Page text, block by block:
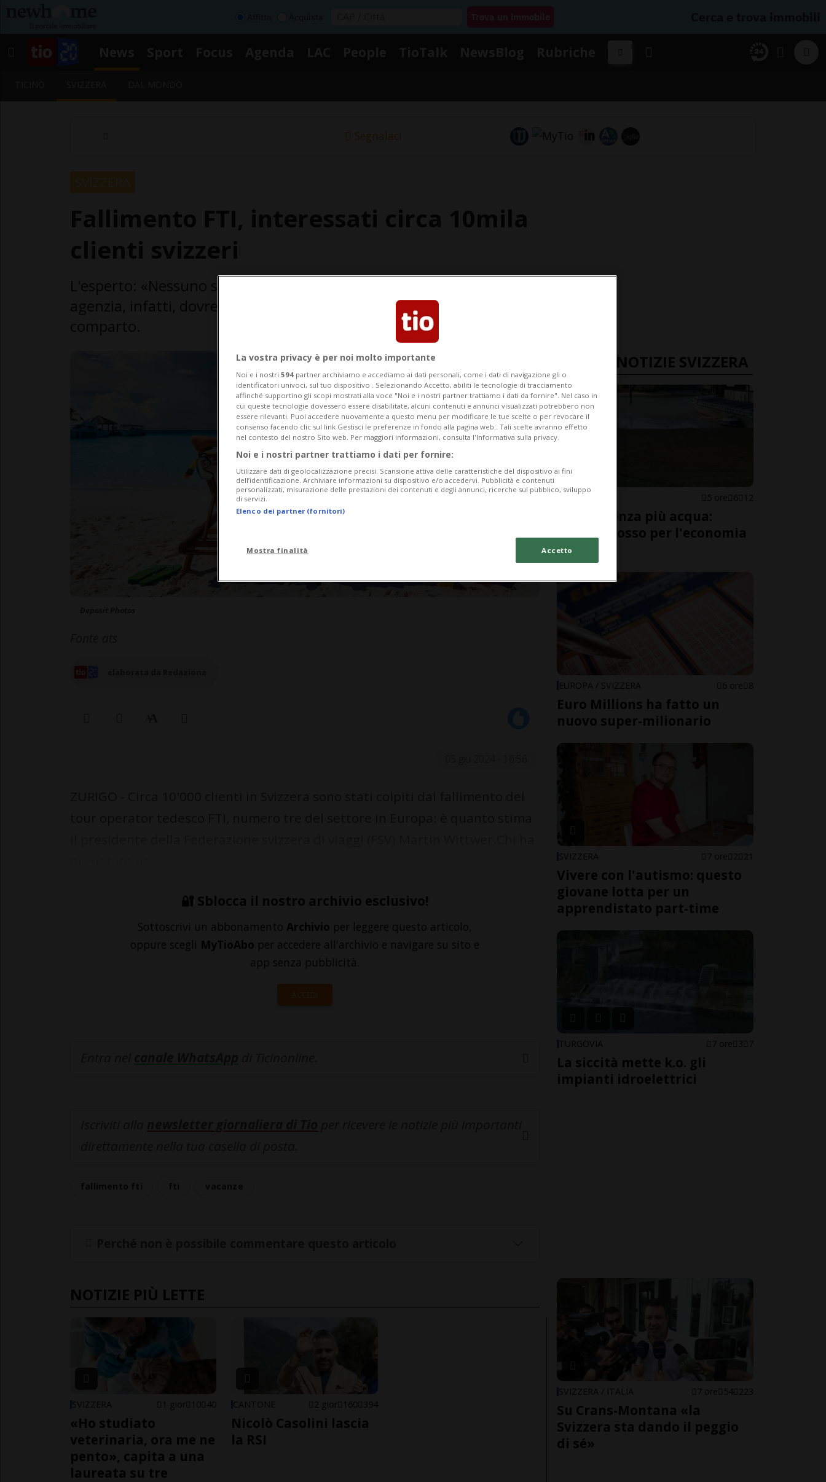
Segnalaci
agenzia, infatti, dovrebbe essere coperto dal fondo di garanzia del
🔐 Sblocca il nostro archivio esclusivo!
Sottoscrivi un abbonamento Archivio per leggere questo articolo,
oppure scegli MyTioAbo per accedere all'archivio e navigare su sito e
app senza pubblicità.
ACCEDI
NOTIZIE PIÙ LETTE
SVIZZERA 1 gior 10 40
«Ho studiato
veterinaria, ora me ne
pento», capita a una
laureata su tre
CANTONE 2 gior 160 394
Nicolò Casolini lascia
la RSI
ULTIME NOTIZIE SVIZZERA
SVIZZERA 5 ore 6 12
Il Reno senza più acqua:
allarme rosso per l'economia
svizzera
EUROPA / SVIZZERA 6 ore 8
Euro Millions ha fatto un
nuovo super-milionario
SVIZZERA 7 ore 2 21
Vivere con l'autismo: questo
giovane lotta per un
apprendistato part-time
TURGOVIA 7 ore 3 7
La siccità mette k.o. gli
impianti idroelettrici
SVIZZERA / ITALIA 7 ore 54 223
Su Crans-Montana «la
Svizzera sta dando il peggio
di sé»
La vostra privacy è per noi molto importante
Noi e i nostri 594 partner archiviamo e accediamo ai dati personali, come i dati di navigazione gli o
identificatori univoci, sul tuo dispositivo . Selezionando Accetto, abiliti le tecnologie di tracciamento
affinché supportino gli scopi mostrati alla voce "Noi e i nostri partner trattiamo i dati da fornire". Nel caso in
cui queste tecnologie dovessero essere disabilitate, alcuni contenuti e annunci visualizzati potrebbero non
essere rilevanti. Puoi accedere nuovamente a questo menu per modificare le tue scelte o per revocare il
consenso facendo clic sul link Gestisci le preferenze in fondo alla pagina web.. Tali scelte avranno effetto
nel contesto del nostro Sito web. Per maggiori informazioni, consulta l'Informativa sulla privacy.
Noi e i nostri partner trattiamo i dati per fornire:
Utilizzare dati di geolocalizzazione precisi. Scansione attiva delle caratteristiche del dispositivo ai fini
dell’identificazione. Archiviare informazioni su dispositivo e/o accedervi. Pubblicità e contenuti
personalizzati, misurazione delle prestazioni dei contenuti e degli annunci, ricerche sul pubblico, sviluppo
di servizi.
Elenco dei partner (fornitori)
Mostra finalità Accetto